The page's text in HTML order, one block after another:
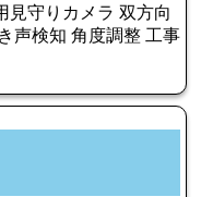
見守りカメラ 双方向
声検知 角度調整 工事